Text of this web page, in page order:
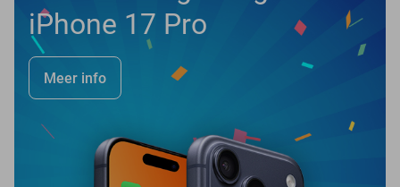
iPhone 17 Pro
Meer info